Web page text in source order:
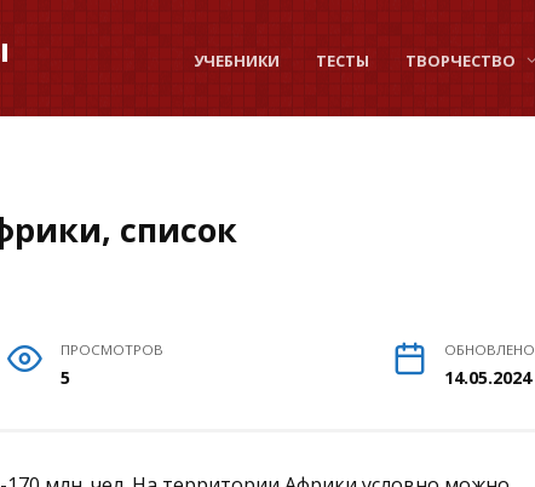
УЧЕБНИКИ ТЕСТЫ ТВОРЧЕСТВО
список
ПРОСМОТРОВ
5
ОБНОВЛЕНО
14.05.2024